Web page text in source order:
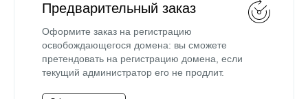
Предварительный заказ
Оформите заказ на регистрацию
освобождающегося домена: вы сможете
претендовать на регистрацию домена, если
текущий администратор его не продлит.